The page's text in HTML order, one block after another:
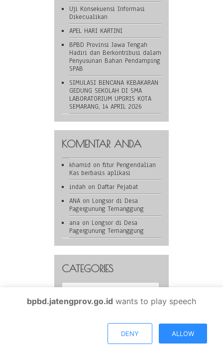
Uji Konsekuensi Informasi
Dikecualikan
APEL HARI KARTINI
BPBD Provinsi Jawa Tengah
Hadiri dan Berkontribusi dalam
Penyusunan Bahan Pendamping
SPAB
SIMULASI BENCANA KEBAKARAN
GEDUNG SEKOLAH DI SMA
LABORATORIUM UPGRIS KOTA
SEMARANG, 14 APRIL 2026
KOMENTAR ANDA
khamid on fitur Pengendalian
Kas berbasis aplikasi
indah on Daftar Pejabat
ANA on Longsor di Desa
Pagergunung Temanggung
ana on Longsor di Desa
Pagergunung Temanggung
CATEGORIES
Categories
BPBD Provinsi Jawa Tengah is proudly powered by WordPress
bpbd.jatengprov.go.id wants to play speech
DENY ALLOW